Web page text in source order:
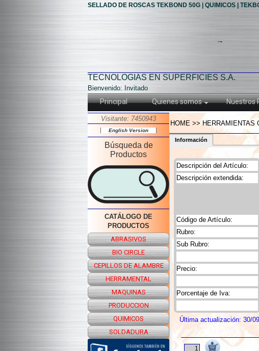
SELLADO DE ROSCAS TEKBOND 50G | QUIMICOS |
TECNOLOGIAS EN SUPERFICIES S.A.
Bienvenido: Invitado
Principal Quienes somos Nuestros
Visitante: 7450943
English Version
Búsqueda de
Productos
CATÁLOGO DE
PRODUCTOS
ABRASIVOS
BIO CIRCLE
CEPILLOS DE ALAMBRE
HERRAMENTAL
MAQUINAS
PRODUCCION
QUIMICOS
SOLDADURA
HOME >>
Información
Descripción del Artículo:
Código de Artículo:
Rubro:
Sub Rubro:
Precio:
Descripción extendida:
Porcentaje de Iva:
Última actualización: 30/